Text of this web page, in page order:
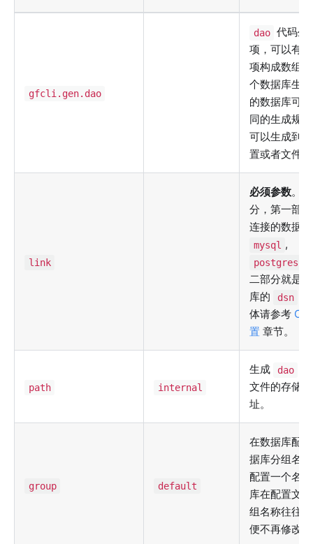
gfcli.gen.dao
dao 代码生
项，可以有
项构成数组
个数据库生
的数据库可
同的生成规
可以生成到
置或者文件。
link
必须参数。
分，第一部
连接的数据
mysql ,
postgresql
二部分就是
库的
dsn
体请参考
置 章节。
path internal
生成 dao
文件的存储
址。
group default
在数据库配
据库分组名
配置一个名
库在配置文
组名称往往
便不再修改。